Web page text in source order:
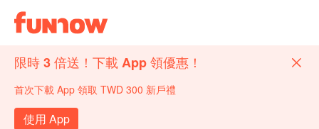
限時 3 倍送！下載 App 領優惠！
首次下載 App 領取 TWD 300 新戶禮
使用 App